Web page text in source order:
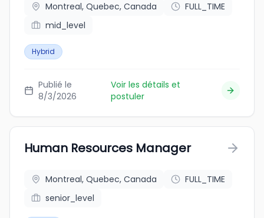
Montreal, Quebec, Canada
FULL_TIME
mid_level
Hybrid
Publié le
8/3/2026
Voir les détails et
postuler
Human Resources Manager
Montreal, Quebec, Canada
FULL_TIME
senior_level